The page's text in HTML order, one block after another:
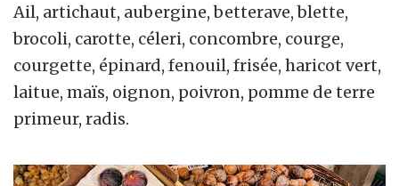
Ail, artichaut, aubergine, betterave, blette,
brocoli, carotte, céleri, concombre, courge,
courgette, épinard, fenouil, frisée, haricot vert,
laitue, maïs, oignon, poivron, pomme de terre
primeur, radis.